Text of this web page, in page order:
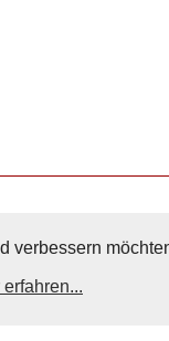
verbessern
erfahren...